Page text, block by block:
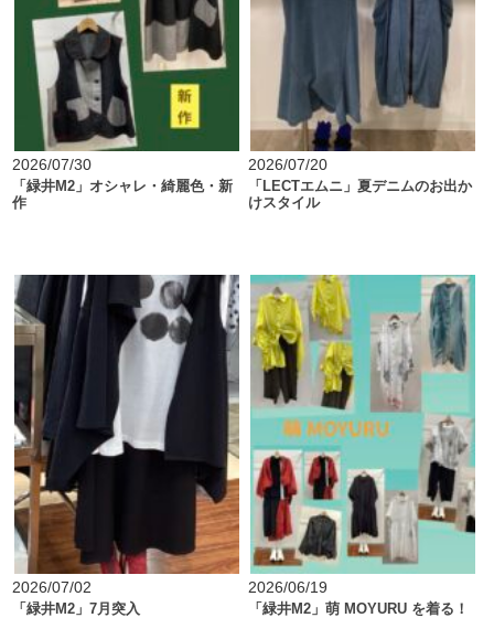
2026/07/30
「緑井M2」オシャレ・綺麗色・新
作
2026/07/20
「LECTエムニ」夏デニムのお出か
けスタイル
2026/07/02
「緑井M2」7月突入
2026/06/19
「緑井M2」萌 MOYURU を着る！